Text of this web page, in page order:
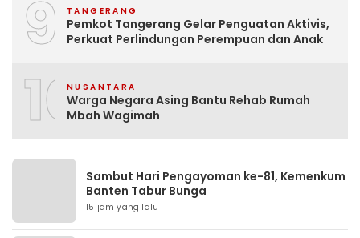
9 TANGERANG
Pemkot Tangerang Gelar Penguatan Aktivis,
Perkuat Perlindungan Perempuan dan Anak
10NUSANTARA
Warga Negara Asing Bantu Rehab Rumah
Mbah Wagimah
Sambut Hari Pengayoman ke-81, Kemenkum
Banten Tabur Bunga
15 jam yang lalu